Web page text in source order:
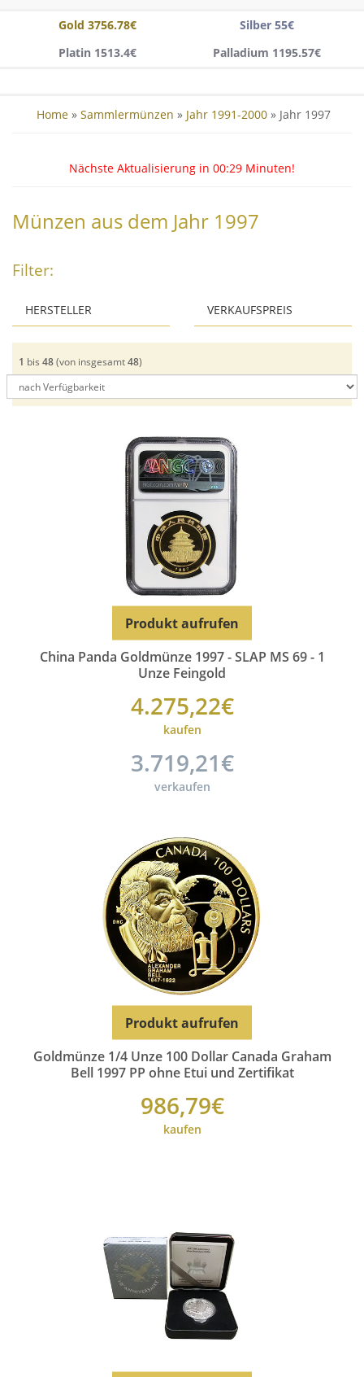
Gold 3756.78€
Silber 55€
Platin 1513.4€
Palladium 1195.57€
Home » Sammlermünzen » Jahr 1991-2000 » Jahr 1997
Nächste Aktualisierung in 00:27 Minuten!
Münzen aus dem Jahr 1997
Filter:
HERSTELLER
China Mint
Münze Österreich
Perth Mint
Royal Canadian Mint
VERKAUFSPREIS
bis:
1 bis 48(von insgesamt48)
China Panda Goldmünze 1997 - SLAP MS 69 - 1
Unze Feingold
4.275,22€
kaufen
3.719,21€
verkaufen
Produkt aufrufen
Goldmünze 1/4 Unze 100 Dollar Canada Graham
Bell 1997 PP ohne Etui und Zertifikat
986,79€
kaufen
Produkt aufrufen